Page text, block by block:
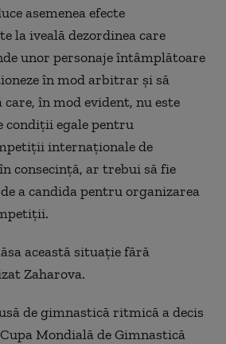
asemenea efecte
la iveală dezordinea care
unor personaje întâmplătoare
în mod arbitrar şi să
în mod evident, nu este
condiţii egale pentru
internaţionale de
consecinţă, ar trebui să fie
a candida pentru organizarea
această situaţie fără
Zaharova.
de gimnastică ritmică a decis
Mondială de Gimnastică